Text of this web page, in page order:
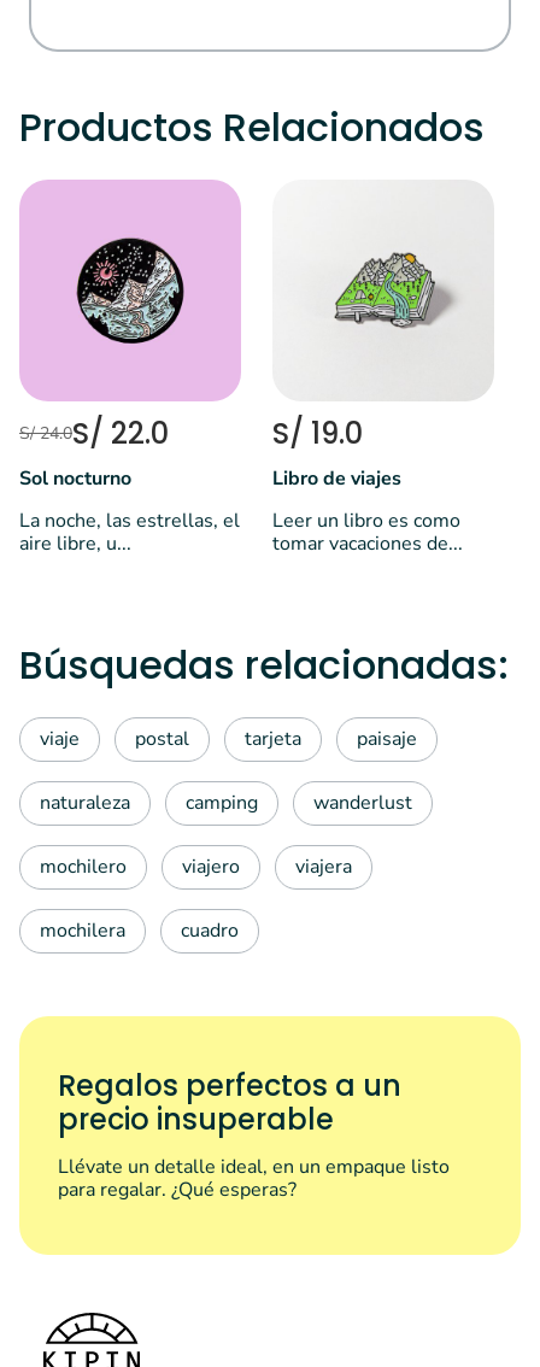
Productos Relacionados
S/ 24.0S/ 22.0
Sol nocturno
La noche, las estrellas, el
aire libre, u...
S/ 19.0
Libro de viajes
Leer un libro es como
tomar vacaciones de...
Búsquedas relacionadas:
viaje postal tarjeta paisaje
naturaleza camping wanderlust
mochilero viajero viajera
mochilera cuadro
Regalos perfectos a un
precio insuperable
Llévate un detalle ideal, en un empaque listo
para regalar. ¿Qué esperas?